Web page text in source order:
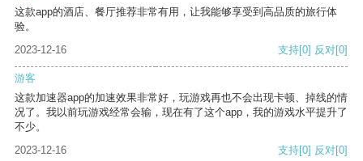
这款app的酒店、餐厅推荐非常有用，让我能够享受到高品质的旅行体
验。
2023-12-16
支持[0] 反对[0]
游客
这款加速器app的加速效果非常好，玩游戏再也不会出现卡顿、掉线的情
况了。我以前玩游戏经常会输，现在有了这个app，我的游戏水平提升了
不少。
2023-12-16
支持[0] 反对[0]